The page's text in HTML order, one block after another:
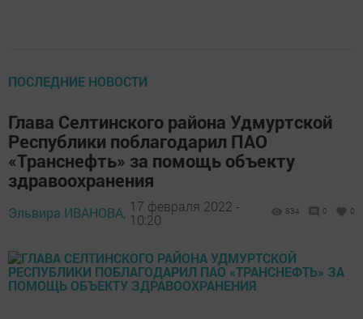
ПОСЛЕДНИЕ НОВОСТИ
Глава Селтинского района Удмуртской
Республики поблагодарил ПАО
«Транснефть» за помощь объекту
здравоохранения
Эльвира ИВАНОВА, 17 февраля 2022 -
10:20
834 0 0